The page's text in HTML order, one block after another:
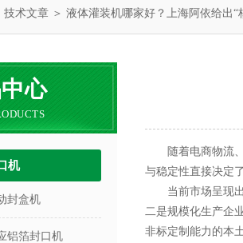
技术文章 ＞ 液体灌装机哪家好？上海阿依给出
心
机
封盒机
铝箔封口机
随着电商物流、
与稳定性直接决定
当前市场呈现出
二是规模化生产企
非标定制能力的本